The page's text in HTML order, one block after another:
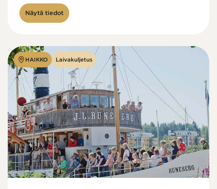
Näytä tiedot
HAIKKO Laivakuljetus